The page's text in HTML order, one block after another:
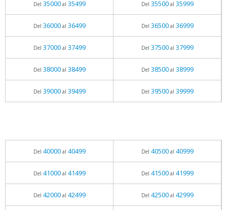
Del 35000al 35499 Del 35500al 35999
Del 36000al 36499 Del 36500al 36999
Del 37000al 37499 Del 37500al 37999
Del 38000al 38499 Del 38500al 38999
Del 39000al 39499 Del 39500al 39999
Del 40000al 40499 Del 40500al 40999
Del 41000al 41499 Del 41500al 41999
Del 42000al 42499 Del 42500al 42999